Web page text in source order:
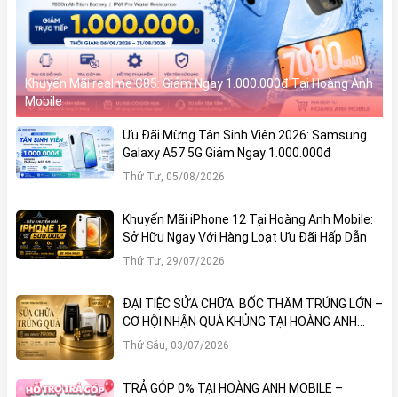
Khuyến Mãi realme C85: Giảm Ngay 1.000.000đ Tại Hoàng Anh
Mobile
Ưu Đãi Mừng Tân Sinh Viên 2026: Samsung
Galaxy A57 5G Giảm Ngay 1.000.000đ
Thứ Tư, 05/08/2026
Khuyến Mãi iPhone 12 Tại Hoàng Anh Mobile:
Sở Hữu Ngay Với Hàng Loạt Ưu Đãi Hấp Dẫn
Thứ Tư, 29/07/2026
ĐẠI TIỆC SỬA CHỮA: BỐC THĂM TRÚNG LỚN –
CƠ HỘI NHẬN QUÀ KHỦNG TẠI HOÀNG ANH
MOBILE
Thứ Sáu, 03/07/2026
TRẢ GÓP 0% TẠI HOÀNG ANH MOBILE –